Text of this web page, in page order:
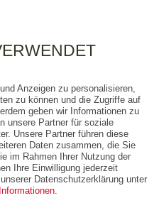
Anzeigen zu personalisieren,
zu können und die Zugriffe auf
geben wir Informationen zu
unsere Partner für soziale
Unsere Partner führen diese
Daten zusammen, die Sie
im Rahmen Ihrer Nutzung der
Ihre Einwilligung jederzeit
Datenschutzerklärung unter